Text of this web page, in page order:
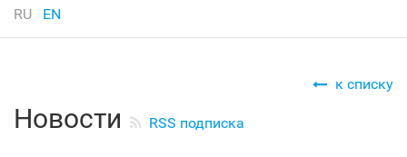
RU EN
к списку
Новости RSS подписка